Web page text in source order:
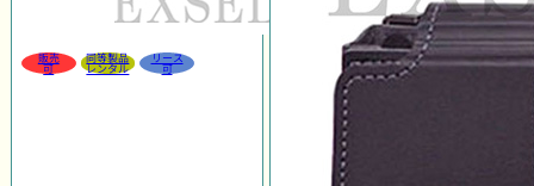
販売
可
同等製品
レンタル
リース
可